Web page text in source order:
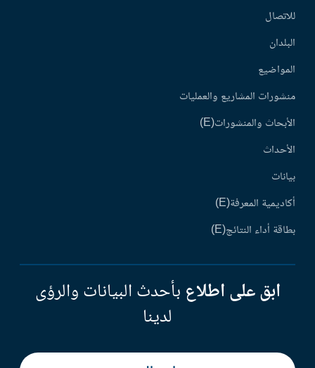
للاتصال
البلدان
المواضيع
منشورات المشاريع والعمليات
الأبحاث والمنشورات(E)
الأحداث
بيانات
أكاديمية المعرفة(E)
بطاقة أداء النتائج(E)
ابق على اطلاع بأحدث البيانات والرؤى
لدينا